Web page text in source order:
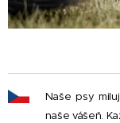
Naše psy
naše vášeň.